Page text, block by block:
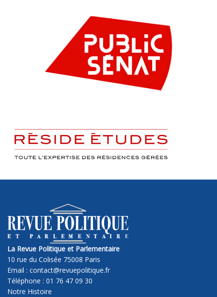
La Revue Politique et Parlementaire
10 rue du Colisée 75008 Paris
Email : contact@revuepolitique.fr
Téléphone : 01 76 47 09 30
Notre Histoire